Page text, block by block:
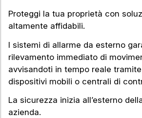
Proteggi la tua proprietà con
altamente affidabili.
I sistemi di allarme da esterno
rilevamento immediato di
avvisandoti in tempo reale
dispositivi mobili o centrali di
La sicurezza inizia all’esterno
azienda.